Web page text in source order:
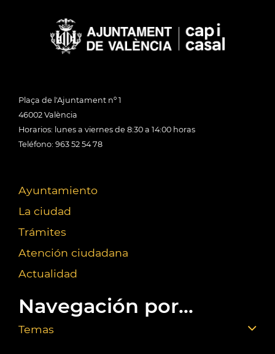
Plaça de l'Ajuntament nº 1
46002 València
Horarios: lunes a viernes de 8:30 a 14:00 horas
Teléfono: 963 52 54 78
Ayuntamiento
La ciudad
Trámites
Atención ciudadana
Actualidad
Navegación por...
Temas